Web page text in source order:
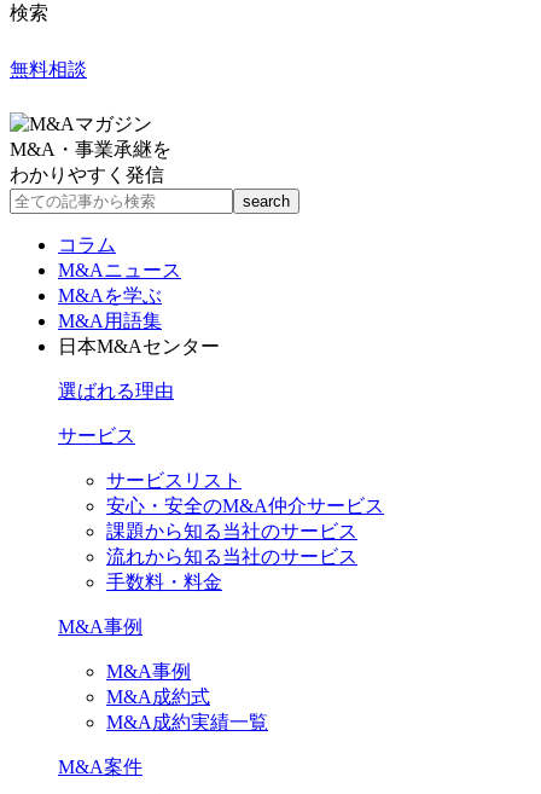
検索
無料相談
M&A・事業承継を
わかりやすく発信
コラム
M&Aニュース
M&Aを学ぶ
M&A用語集
日本M&Aセンター
選ばれる理由
サービス
サービスリスト
安心・安全のM&A仲介サービス
課題から知る当社のサービス
流れから知る当社のサービス
手数料・料金
M&A事例
M&A事例
M&A成約式
M&A成約実績一覧
M&A案件